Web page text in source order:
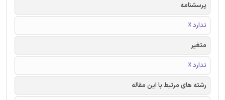
پرسشنامه
ندارد ☓
متغیر
ندارد ☓
رشته های مرتبط با این مقاله